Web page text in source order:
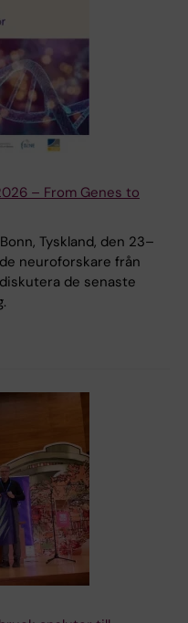
– From Genes to
Tyskland, den 23–
neuroforskare från
de senaste